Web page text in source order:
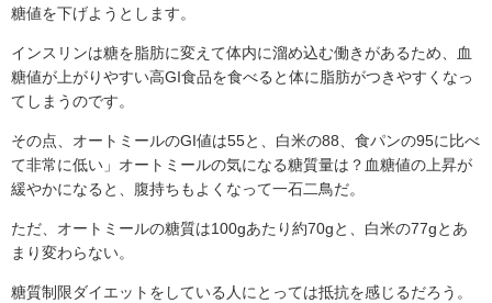
糖値を下げようとします。
インスリンは糖を脂肪に変えて体内に溜め込む働きがあるため、血
糖値が上がりやすい高GI食品を食べると体に脂肪がつきやすくなっ
てしまうのです。
その点、オートミールのGI値は55と、白米の88、食パンの95に比べ
て非常に低い」オートミールの気になる糖質量は？血糖値の上昇が
緩やかになると、腹持ちもよくなって一石二鳥だ。
ただ、オートミールの糖質は100gあたり約70gと、白米の77gとあ
まり変わらない。
糖質制限ダイエットをしている人にとっては抵抗を感じるだろう。